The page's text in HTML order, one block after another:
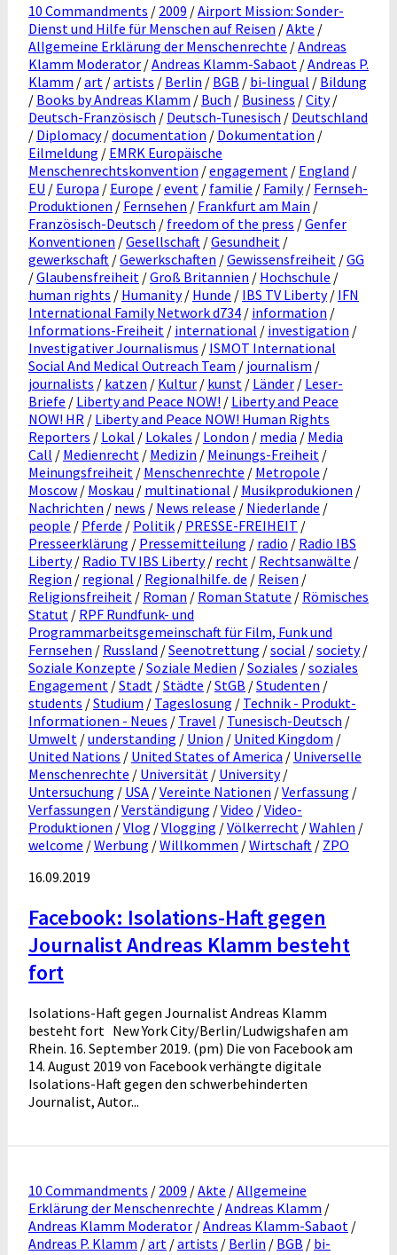
10 Commandments / 2009 /Airport Mission: Sonder-
Dienst und Hilfe für Menschen auf Reisen /Akte /
Allgemeine Erklärung der Menschenrechte /Andreas
Klamm Moderator /Andreas Klamm-Sabaot /Andreas P.
Klamm /art /artists / Berlin / BGB / bi-lingual / Bildung
/ Books by Andreas Klamm / Buch / Business /City/
Deutsch-Französisch / Deutsch-Tunesisch / Deutschland
/ Diplomacy/documentation / Dokumentation /
Eilmeldung / EMRK Europäische
Menschenrechtskonvention /engagement / England /
EU / Europa / Europe /event / familie / Family/ Fernseh-
Produktionen / Fernsehen / Frankfurt am Main /
Französisch-Deutsch / freedom of the press /Genfer
Konventionen /Gesellschaft /Gesundheit /
gewerkschaft /Gewerkschaften /Gewissensfreiheit /GG
/Glaubensfreiheit /Groß Britannien / Hochschule /
human rights / Humanity/ Hunde / IBS TV Liberty/ IFN
International Family Network d734 / information /
Informations-Freiheit / international / investigation /
Investigativer Journalismus / ISMOT International
Social And Medical Outreach Team / journalism /
journalists / katzen / Kultur / kunst / Länder / Leser-
Briefe / Liberty and Peace NOW! / Liberty and Peace
NOW! HR / Liberty and Peace NOW! Human Rights
Reporters / Lokal / Lokales / London / media / Media
Call / Medienrecht / Medizin / Meinungs-Freiheit /
Meinungsfreiheit / Menschenrechte / Metropole /
Moscow / Moskau / multinational / Musikprodukionen /
Nachrichten / news / News release / Niederlande /
people / Pferde / Politik / PRESSE-FREIHEIT /
Presseerklärung / Pressemitteilung / radio / Radio IBS
Liberty/ Radio TV IBS Liberty/ recht / Rechtsanwälte /
Region / regional / Regionalhilfe. de / Reisen /
Religionsfreiheit / Roman / Roman Statute / Römisches
Statut / RPF Rundfunk- und
Programmarbeitsgemeinschaft für Film, Funk und
Fernsehen / Russland /Seenotrettung /social /society/
Soziale Konzepte /Soziale Medien /Soziales /soziales
Engagement /Stadt /Städte /StGB /Studenten /
students /Studium / Tageslosung / Technik - Produkt-
Informationen - Neues / Travel / Tunesisch-Deutsch /
Umwelt /understanding / Union / United Kingdom /
United Nations / United States of America / Universelle
Menschenrechte / Universität / University/
Untersuchung / USA /Vereinte Nationen /Verfassung /
Verfassungen /Verständigung /Video /Video-
Produktionen /Vlog /Vlogging /Völkerrecht /Wahlen /
welcome /Werbung /Willkommen /Wirtschaft / ZPO
16.09.2019
Facebook: Isolations-Haft gegen
Journalist Andreas Klamm besteht
fort
Isolations-Haft gegen Journalist Andreas Klamm
besteht fort New York City/Berlin/Ludwigshafen am
Rhein. 16. September 2019. (pm) Die von Facebook am
14. August 2019 von Facebook verhängte digitale
Isolations-Haft gegen den schwerbehinderten
Journalist, Autor...
10 Commandments / 2009 /Akte /Allgemeine
Erklärung der Menschenrechte /Andreas Klamm /
Andreas Klamm Moderator /Andreas Klamm-Sabaot /
Andreas P. Klamm /art /artists / Berlin / BGB / bi-